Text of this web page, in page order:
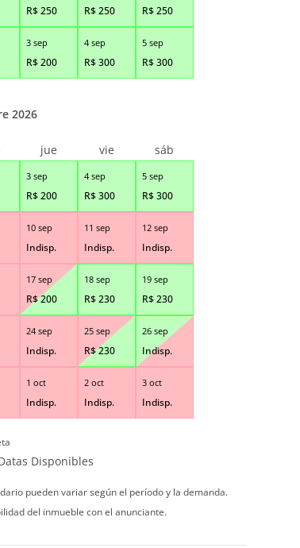
R$250 R$250 R$250
3 sep
R$200
4 sep
R$300
5 sep
R$300
3 sep
R$200
4 sep
R$300
5 sep
R$300
10 sep
Indisp.
11 sep
Indisp.
12 sep
Indisp.
17 sep
R$200
18 sep
R$230
19 sep
R$230
24 sep
Indisp.
25 sep
R$230
26 sep
Indisp.
1 oct
Indisp.
2 oct
Indisp.
3 oct
Indisp.
2026
jue vie sáb
Disponibles
pueden variar según el período y la demanda.
del inmueble con el anunciante.